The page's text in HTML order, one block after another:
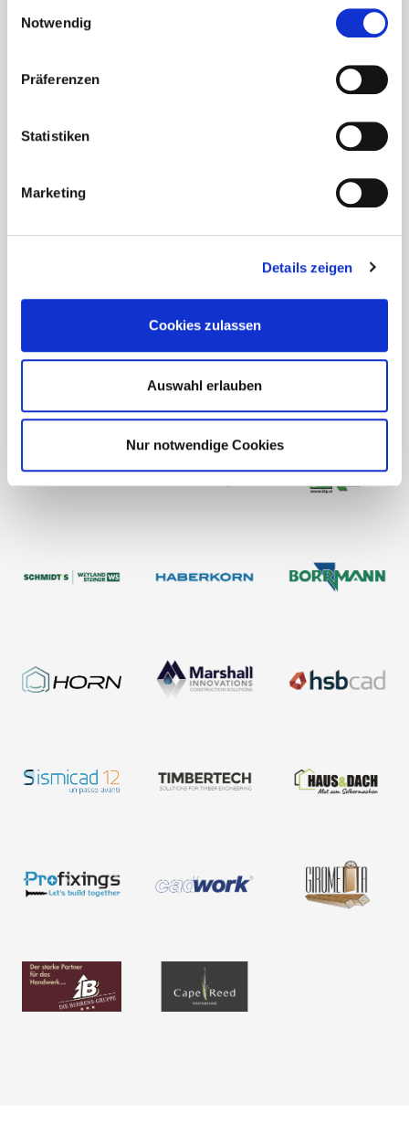
Notwendig
Präferenzen
Statistiken
Marketing
Details zeigen
Cookies zulassen
Auswahl erlauben
Nur notwendige Cookies
Sí, estoy de acuerdo con las normas de
me gustaría recibir información